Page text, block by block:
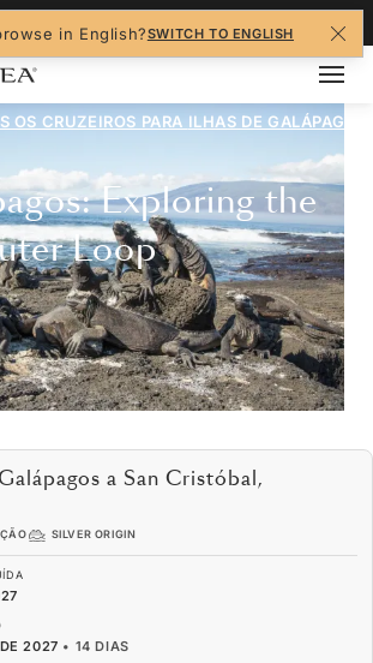
in English?SWITCH TO ENGLISH
OS CRUZEIROS PARA ILHAS DE GALÁPAGOS
Exploring the
Loop
a San Cristóbal,
SILVER ORIGIN
2027 • 14 DIAS